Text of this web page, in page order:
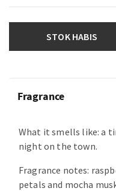
STOK HABIS
Fragrance
What it smells like: a
night on the town.
Fragrance notes:
petals and mocha